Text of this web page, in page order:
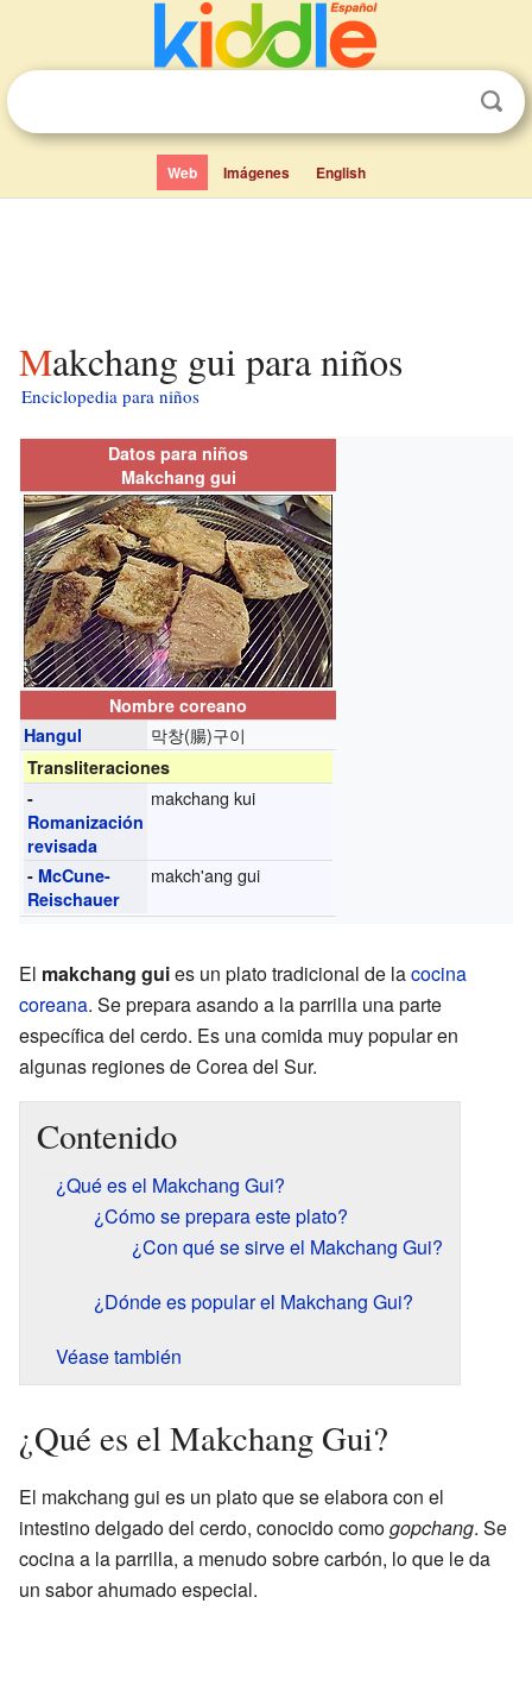
Web Imágenes English
Makchang gui para niños
Enciclopedia para niños
Datos para niños
Makchang gui
Nombre coreano
Hangul
막창(腸)구이
Transliteraciones
-
Romanización
revisada
makchang kui
- McCune-
Reischauer
makch'ang gui
El makchang guies un plato tradicional de lacocina
coreana. Se prepara asando a la parrilla una parte
específica del cerdo. Es una comida muy popular en
algunas regiones de Corea del Sur.
Contenido
¿Qué es el Makchang Gui?
¿Cómo se prepara este plato?
¿Con qué se sirve el Makchang Gui?
¿Dónde es popular el Makchang Gui?
Véase también
¿Qué es el Makchang Gui?
El makchang gui es un plato que se elabora con el
intestino delgado del cerdo, conocido comogopchang. Se
cocina a la parrilla, a menudo sobre carbón, lo que le da
un sabor ahumado especial.